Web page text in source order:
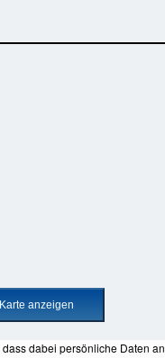
dabei persönliche Daten an